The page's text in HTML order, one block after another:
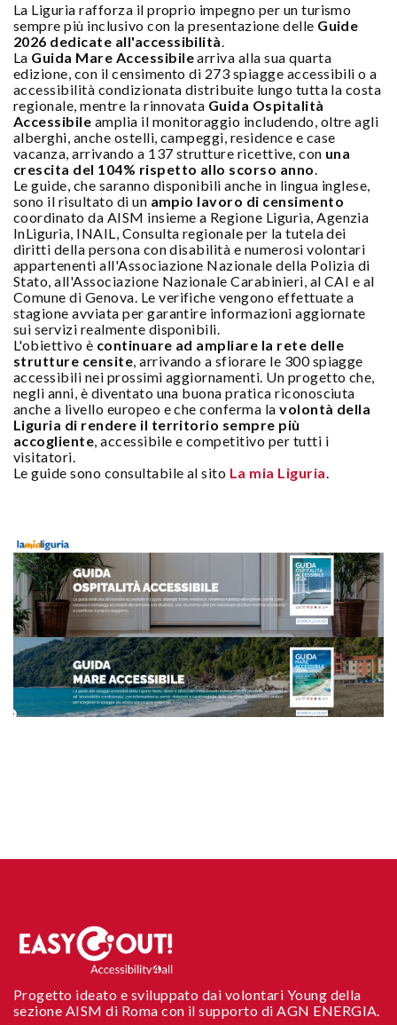
La Liguria rafforza il proprio impegno per un turismo
sempre più inclusivo con la presentazione delle Guide
2026 dedicate all'accessibilità.
La Guida Mare Accessibilearriva alla sua quarta
edizione, con il censimento di 273 spiagge accessibili o a
accessibilità condizionata distribuite lungo tutta la costa
regionale, mentre la rinnovata Guida Ospitalità
Accessibile amplia il monitoraggio includendo, oltre agli
alberghi, anche ostelli, campeggi, residence e case
vacanza, arrivando a 137 strutture ricettive, con una
crescita del 104% rispetto allo scorso anno.
Le guide, che saranno disponibili anche in lingua inglese,
sono il risultato di un ampio lavoro di censimento
coordinato da AISM insieme a Regione Liguria, Agenzia
InLiguria, INAIL, Consulta regionale per la tutela dei
diritti della persona con disabilità e numerosi volontari
appartenenti all'Associazione Nazionale della Polizia di
Stato, all'Associazione Nazionale Carabinieri, al CAI e al
Comune di Genova. Le verifiche vengono effettuate a
stagione avviata per garantire informazioni aggiornate
sui servizi realmente disponibili.
L'obiettivo è continuare ad ampliare la rete delle
strutture censite, arrivando a sfiorare le 300 spiagge
accessibili nei prossimi aggiornamenti. Un progetto che,
negli anni, è diventato una buona pratica riconosciuta
anche a livello europeo e che conferma lavolontà della
Liguria di rendere il territorio sempre più
accogliente, accessibile e competitivo per tutti i
visitatori.
Le guide sono consultabile al sito La mia Liguria.
Progetto ideato e sviluppato dai volontari Young della
sezione AISM di Roma con il supporto di AGN ENERGIA.